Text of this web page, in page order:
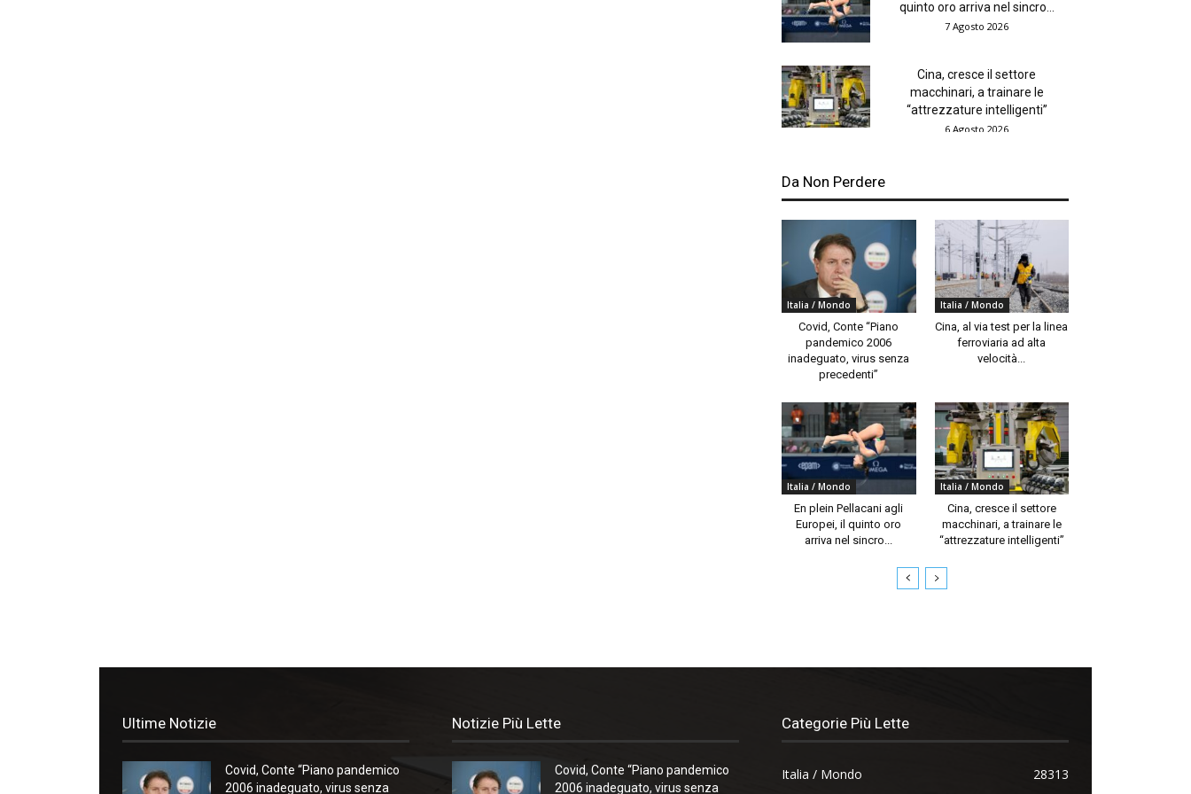
quinto oro arriva nel sincro...
7 Agosto 2026
Cina, cresce il settore
macchinari, a trainare le
“attrezzature intelligenti”
6 Agosto 2026
Da Non Perdere
Italia / Mondo
Covid, Conte “Piano
pandemico 2006
inadeguato, virus senza
precedenti”
Italia / Mondo
Cina, al via test per la linea
ferroviaria ad alta
velocità...
Italia / Mondo
En plein Pellacani agli
Europei, il quinto oro
arriva nel sincro...
Italia / Mondo
Cina, cresce il settore
macchinari, a trainare le
“attrezzature intelligenti”
Ultime Notizie
Covid, Conte “Piano pandemico
2006 inadeguato, virus senza
Notizie Più Lette
Covid, Conte “Piano pandemico
2006 inadeguato, virus senza
Categorie Più Lette
Italia / Mondo
28313